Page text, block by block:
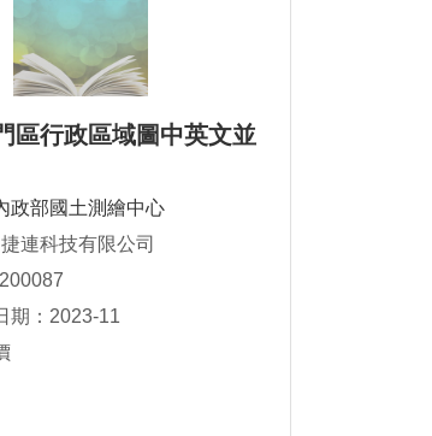
區行政區域圖中英文並
政部國土測繪中心
連科技有限公司
期：2023-11